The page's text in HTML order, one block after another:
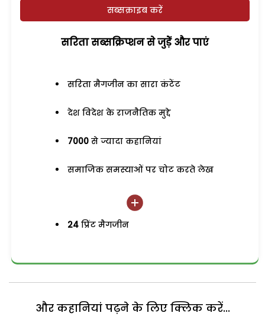
सब्सक्राइब करें
सरिता सब्सक्रिप्शन से जुड़ेें और पाएं
सरिता मैगजीन का सारा कंटेंट
देश विदेश के राजनैतिक मुद्दे
7000 से ज्यादा कहानियां
समाजिक समस्याओं पर चोट करते लेख
24 प्रिंट मैगजीन
और कहानियां पढ़ने के लिए क्लिक करें...